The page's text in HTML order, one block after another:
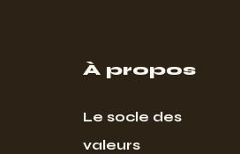
À propos
Le socle des
valeurs